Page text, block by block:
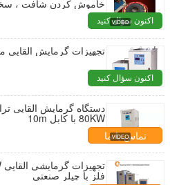
خاموش کردن شافت ،
اکنون سؤال کنید
تجهیزات گرمایش القایی
اکنون سؤال کنید
دستگاه گرمایش القایی
80KW با کابل 10m
تماس با ما
فلز با چیلر صنعتی